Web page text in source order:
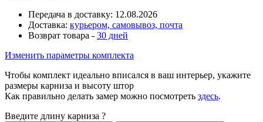
Передача в доставку: 12.08.2026
Доставка: курьером, самовывоз, почта
Возврат товара - 30 дней
Изменить параметры комплекта
Чтобы комплект идеально вписался в ваш интерьер, укажите
размеры карниза и высоту штор
Как правильно делать замер можно посмотреть здесь.
Введите длину карниза ?